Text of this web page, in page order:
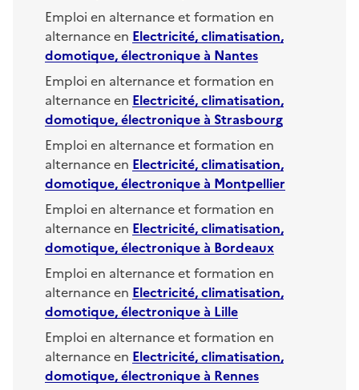
Emploi en alternance et formation en
alternance en Electricité, climatisation,
domotique, électroniqueà Nantes
Emploi en alternance et formation en
alternance en Electricité, climatisation,
domotique, électroniqueà Strasbourg
Emploi en alternance et formation en
alternance en Electricité, climatisation,
domotique, électroniqueà Montpellier
Emploi en alternance et formation en
alternance en Electricité, climatisation,
domotique, électroniqueà Bordeaux
Emploi en alternance et formation en
alternance en Electricité, climatisation,
domotique, électroniqueà Lille
Emploi en alternance et formation en
alternance en Electricité, climatisation,
domotique, électroniqueà Rennes